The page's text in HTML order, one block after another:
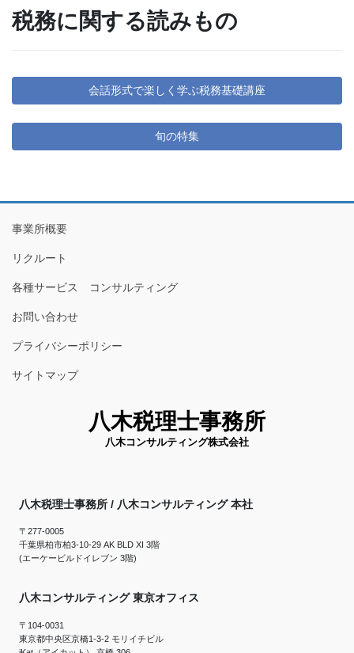
税務に関する読みもの
会話形式で楽しく学ぶ税務基礎講座
旬の特集
事業所概要
リクルート
各種サービス コンサルティング
お問い合わせ
プライバシーポリシー
サイトマップ
八木税理士事務所
八木コンサルティング株式会社
八木税理士事務所 / 八木コンサルティング 本社
〒277-0005
千葉県柏市柏3-10-29 AK BLD XI 3階
(エーケービルドイレブン 3階)
八木コンサルティング 東京オフィス
〒104-0031
東京都中央区京橋1-3-2 モリイチビル